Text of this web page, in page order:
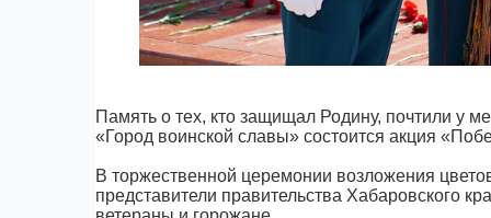
Память о тех, кто защищал Родину, почтили у
«Город воинской славы» состоится акция
В торжественной церемонии возложения
представители правительства Хабаровского